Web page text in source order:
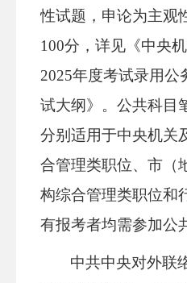
性试题，申论为主观
100分，详见《中央
2025年度考试录用公
试大纲》。公共科目
分别适用于中央机关
合管理类职位、市（
构综合管理类职位和
有报考者均需参加公
中共中央对外联